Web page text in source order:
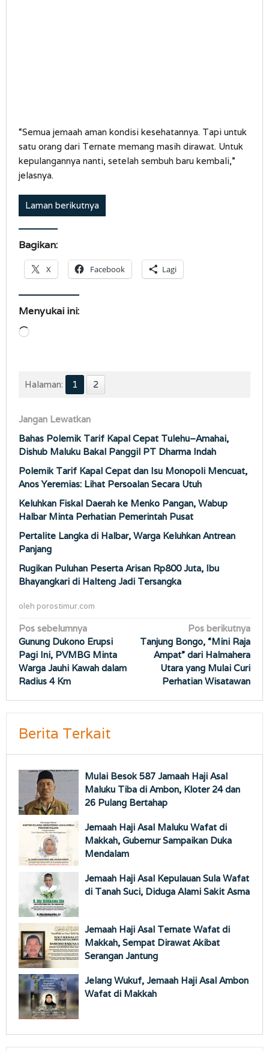
“Semua jemaah aman kondisi kesehatannya. Tapi untuk
satu orang dari Ternate memang masih dirawat. Untuk
kepulangannya nanti, setelah sembuh baru kembali,”
jelasnya.
Laman berikutnya
Bagikan:
X Facebook Lagi
Menyukai ini:
Memuat...
Halaman: 1 2
Jangan Lewatkan
Bahas Polemik Tarif Kapal Cepat Tulehu–Amahai,
Dishub Maluku Bakal Panggil PT Dharma Indah
Polemik Tarif Kapal Cepat dan Isu Monopoli Mencuat,
Anos Yeremias: Lihat Persoalan Secara Utuh
Keluhkan Fiskal Daerah ke Menko Pangan, Wabup
Halbar Minta Perhatian Pemerintah Pusat
Pertalite Langka di Halbar, Warga Keluhkan Antrean
Panjang
Rugikan Puluhan Peserta Arisan Rp800 Juta, Ibu
Bhayangkari di Halteng Jadi Tersangka
oleh porostimur.com
Navigasi
pos
Pos sebelumnya
Gunung Dukono Erupsi
Pagi Ini, PVMBG Minta
Warga Jauhi Kawah dalam
Radius 4 Km
Pos berikutnya
Tanjung Bongo, “Mini Raja
Ampat” dari Halmahera
Utara yang Mulai Curi
Perhatian Wisatawan
Berita Terkait
Mulai Besok 587 Jamaah Haji Asal
Maluku Tiba di Ambon, Kloter 24 dan
26 Pulang Bertahap
Jemaah Haji Asal Maluku Wafat di
Makkah, Gubernur Sampaikan Duka
Mendalam
Jemaah Haji Asal Kepulauan Sula Wafat
di Tanah Suci, Diduga Alami Sakit Asma
Jemaah Haji Asal Ternate Wafat di
Makkah, Sempat Dirawat Akibat
Serangan Jantung
Jelang Wukuf, Jemaah Haji Asal Ambon
Wafat di Makkah